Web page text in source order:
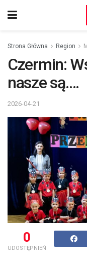
Strona Główna Region
Czermin:
nasze są….
2026-04-21
0
UDOSTĘPNIEŃ